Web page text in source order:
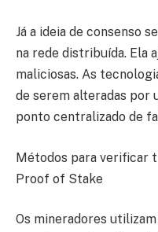
Já a ideia de consenso
na rede distribuída. Ela
maliciosas. As
de serem alteradas por
ponto centralizado de
Métodos para verificar
Proof of Stake
Os mineradores